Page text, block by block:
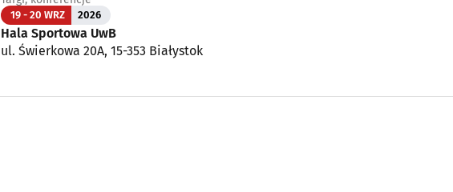
19 - 20 WRZ 2026
Hala Sportowa UwB
ul. Świerkowa 20A, 15-353 Białystok